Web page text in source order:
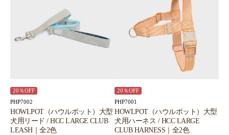
20％OFF
PHP7002
HOWLPOT（ハウルポット）大型
犬用リード / HCC LARGE CLUB
LEASH｜全2色
20％OFF
PHP7001
HOWLPOT（ハウルポット）大型
犬用ハーネス / HCC LARGE
CLUB HARNESS｜全2色